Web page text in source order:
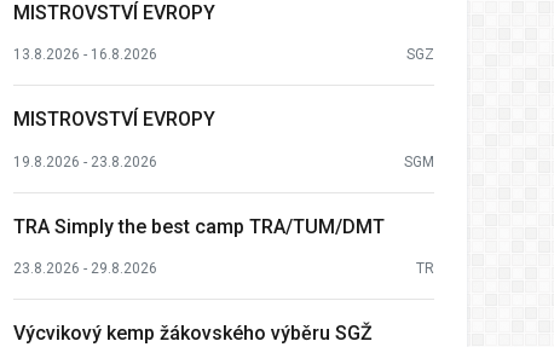
MISTROVSTVÍ EVROPY
13.8.2026 - 16.8.2026 SGZ
MISTROVSTVÍ EVROPY
19.8.2026 - 23.8.2026 SGM
TRA Simply the best camp TRA/TUM/DMT
23.8.2026 - 29.8.2026 TR
Výcvikový kemp žákovského výběru SGŽ